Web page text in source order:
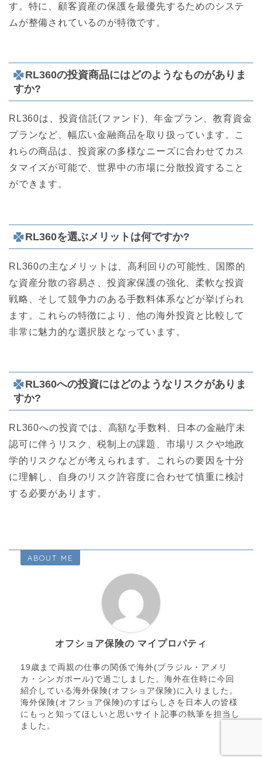
す。特に、顧客資産の保護を最優先するためのシステ
ムが整備されているのが特徴です。
RL360の投資商品にはどのようなものがありま
すか?
RL360は、投資信託(ファンド)、年金プラン、教育資金
プランなど、幅広い金融商品を取り扱っています。こ
れらの商品は、投資家の多様なニーズに合わせてカス
タマイズが可能で、世界中の市場に分散投資すること
ができます。
RL360を選ぶメリットは何ですか?
RL360の主なメリットは、高利回りの可能性、国際的
な資産分散の容易さ、投資家保護の強化、柔軟な投資
戦略、そして競争力のある手数料体系などが挙げられ
ます。これらの特徴により、他の海外投資と比較して
非常に魅力的な選択肢となっています。
RL360への投資にはどのようなリスクがありま
すか?
RL360への投資では、高額な手数料、日本の金融庁未
認可に伴うリスク、税制上の課題、市場リスクや地政
学的リスクなどが考えられます。これらの要因を十分
に理解し、自身のリスク許容度に合わせて慎重に検討
する必要があります。
ABOUT ME
オフショア保険の マイプロパティ
19歳まで両親の仕事の関係で海外(ブラジル・アメリ
カ・シンガポール)で過ごしました。海外在住時に今回
紹介している海外保険(オフショア保険)に入りました。
海外保険(オフショア保険)のすばらしさを日本人の皆様
にもっと知ってほしいと思いサイト記事の執筆を担当し
ました。